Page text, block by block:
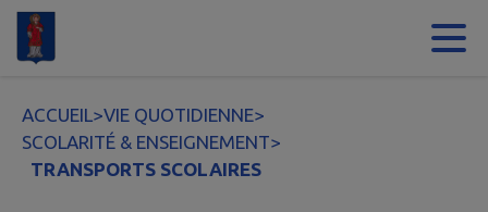
ACCUEIL>VIE QUOTIDIENNE>
SCOLARITÉ & ENSEIGNEMENT>
TRANSPORTS SCOLAIRES